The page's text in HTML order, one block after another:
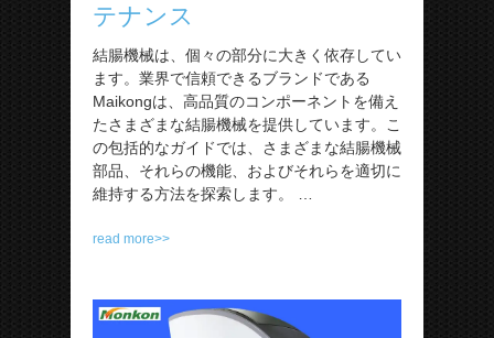
テナンス
結腸機械は、個々の部分に大きく依存してい
ます。業界で信頼できるブランドである
Maikongは、高品質のコンポーネントを備え
たさまざまな結腸機械を提供しています。こ
の包括的なガイドでは、さまざまな結腸機械
部品、それらの機能、およびそれらを適切に
維持する方法を探索します。 …
read more>>